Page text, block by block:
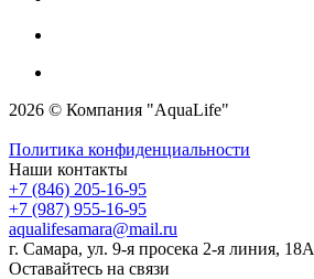
2026 © Компания "AquaLife"
Политика конфиденциальности
Наши контакты
+7 (846) 205-16-95
+7 (987) 955-16-95
aqualifesamara@mail.ru
г. Самара, ул. 9-я просека 2-я линия, 18А
Оставайтесь на связи